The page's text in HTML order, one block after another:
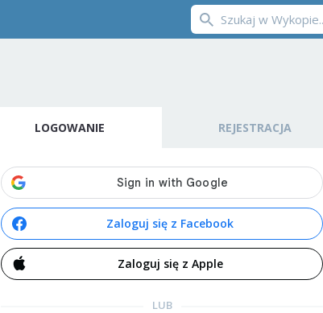
LOGOWANIE REJESTRACJA
Zaloguj się z Facebook
Zaloguj się z Apple
LUB